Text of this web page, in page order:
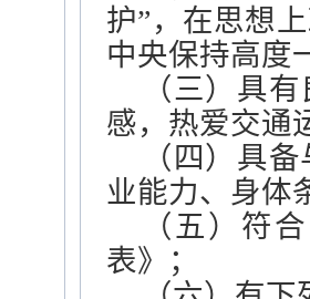
护”，在思想
中央保持高度
（三）具
感，热爱交通
（四）具
业能力、身体
（五）符
表》；